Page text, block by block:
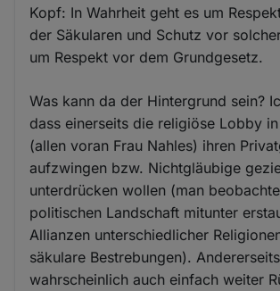
Kopf: In Wahrheit geht es um
der Säkularen und Schutz vor
um Respekt vor dem Grundgesetz.
Was kann da der Hintergrund sein?
dass einerseits die religiöse Lobby
(allen voran Frau Nahles) ihren
aufzwingen bzw. Nichtgläubige
unterdrücken wollen (man
politischen Landschaft mitunter
Allianzen unterschiedlicher
säkulare Bestrebungen).
wahrscheinlich auch einfach weiter